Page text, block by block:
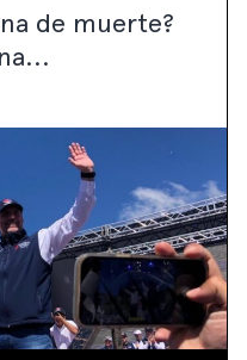
de muerte?